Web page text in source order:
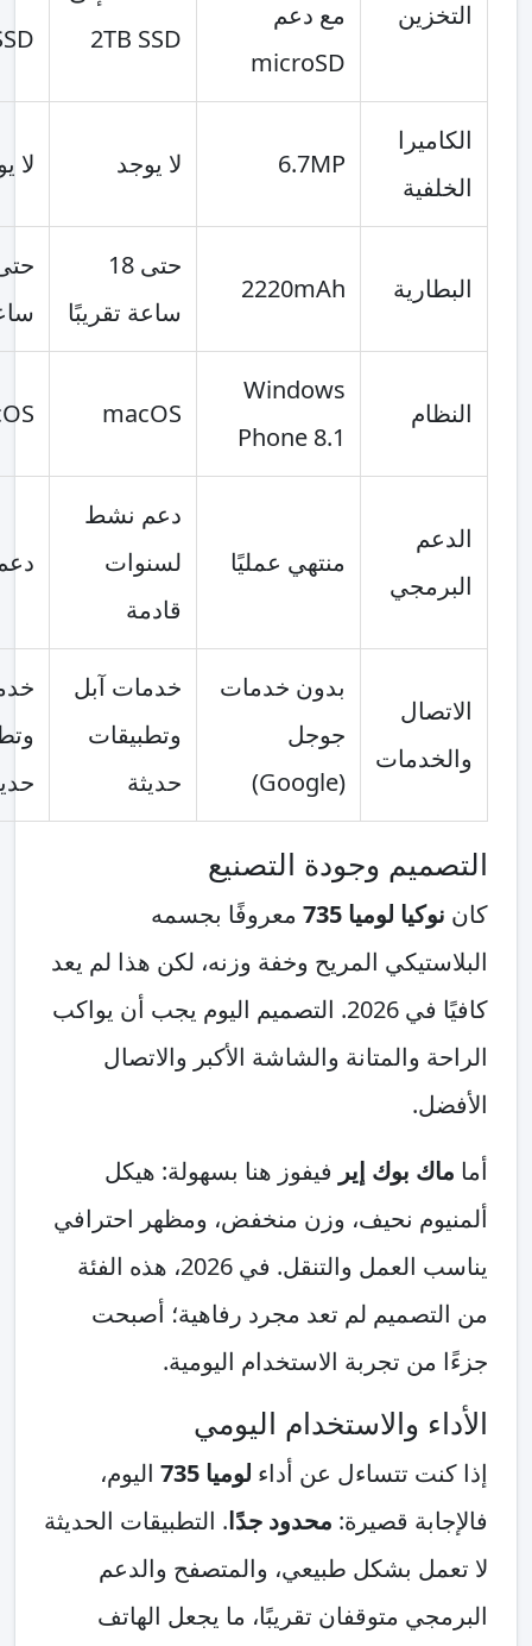
مع دعم
2TB SSD
2TB SSD
6.7MP لا يوجد لا يوجد
2220mAh
ساعة تقريبًا
ساعة تقريبًا
Windows
Phone 8.1
macOS
منتهي عمليًا
لسنوات
دعم نشط
بدون خدمات
خدمات آبل
حديثة
خدمات آبل
وتطبيقات
حديثة
وجودة التصنيع
لوميا 735
معروفًا بجسمه
المريح وخفة وزنه، لكن هذا لم يعد
كافيًا في 2026. التصميم اليوم يجب أن يواكب
والمتانة والشاشة الأكبر والاتصال
بوك إيرفيفوز هنا بسهولة: هيكل
نحيف، وزن منخفض، ومظهر احترافي
يناسب العمل والتنقل. في 2026، هذه الفئة
لم تعد مجرد رفاهية؛ أصبحت
تجربة الاستخدام اليومية.
والاستخدام اليومي
تتساءل عن أداءلوميا 735
اليوم،
قصيرة:محدود جدًا. التطبيقات الحديثة
بشكل طبيعي، والمتصفح والدعم
متوقفان تقريبًا، ما يجعل الهاتف